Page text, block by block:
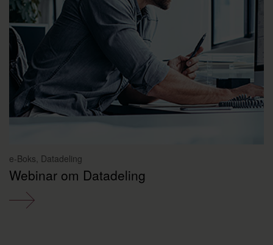
e-Boks, Datadeling
Webinar om Datadeling